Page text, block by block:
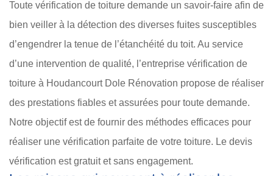
Toute vérification de toiture demande un savoir-faire afin de
bien veiller à la détection des diverses fuites susceptibles
d’engendrer la tenue de l’étanchéité du toit. Au service
d’une intervention de qualité, l’entreprise vérification de
toiture à Houdancourt Dole Rénovation propose de réaliser
des prestations fiables et assurées pour toute demande.
Notre objectif est de fournir des méthodes efficaces pour
réaliser une vérification parfaite de votre toiture. Le devis
vérification est gratuit et sans engagement.